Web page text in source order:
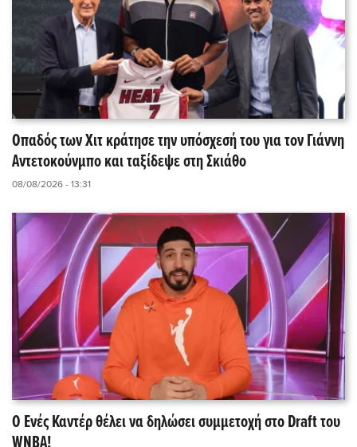
Οπαδός των Χιτ κράτησε την υπόσχεσή του για τον Γιάννη
Αντετοκούνμπο και ταξίδεψε στη Σκιάθο
08/08/2026 - 13:31
Ο Ενές Καντέρ θέλει να δηλώσει συμμετοχή στο Draft του